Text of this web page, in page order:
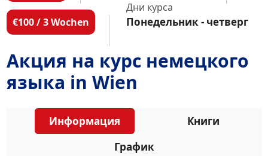
€100 / 3 Wochen
Дни курса
Понедельник - четверг
Акция на курс немецкого
языка in Wien
Информация
Книги
График